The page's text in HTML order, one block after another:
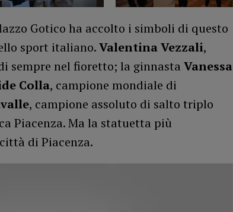
Gotico ha accolto i simboli di questo
sport italiano.Valentina Vezzali,
sempre nel fioretto; la ginnasta Vanessa
Colla, campione mondiale di
, campione assoluto di salto triplo
Piacenza. Ma la statuetta più
di Piacenza.